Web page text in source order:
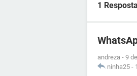
1
andreza - 9
ninha25 -